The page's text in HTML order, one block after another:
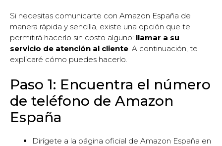
Si necesitas comunicarte con Amazon España de
manera rápida y sencilla, existe una opción que te
permitirá hacerlo sin costo alguno: llamar a su
servicio de atención al cliente. A continuación, te
explicaré cómo puedes hacerlo.
Paso 1: Encuentra el número
de teléfono de Amazon
España
Dirígete a la página oficial de Amazon España en